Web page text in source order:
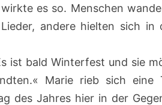
es so. Menschen
andere hielten sich in
ist bald Winterfest und sie
Marie rieb sich eine
des Jahres hier in der